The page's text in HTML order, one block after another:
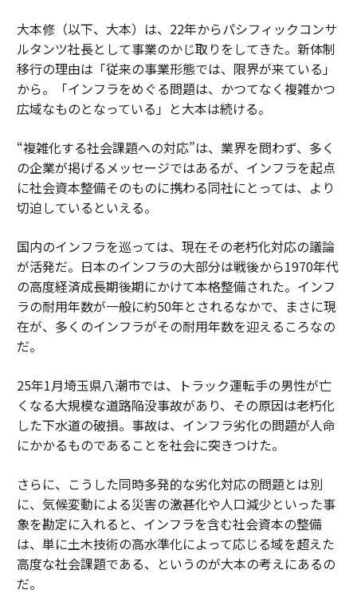
大本修（以下、大本）は、22年からパシフィックコンサ
ルタンツ社長として事業のかじ取りをしてきた。新体制
移行の理由は「従来の事業形態では、限界が来ている」
から。「インフラをめぐる問題は、かつてなく複雑かつ
広域なものとなっている」と大本は続ける。
“複雑化する社会課題への対応”は、業界を問わず、多く
の企業が掲げるメッセージではあるが、インフラを起点
に社会資本整備そのものに携わる同社にとっては、より
切迫しているといえる。
国内のインフラを巡っては、現在その老朽化対応の議論
が活発だ。日本のインフラの大部分は戦後から1970年代
の高度経済成長期後期にかけて本格整備された。インフ
ラの耐用年数が一般に約50年とされるなかで、まさに現
在が、多くのインフラがその耐用年数を迎えるころなの
だ。
25年1月埼玉県八潮市では、トラック運転手の男性が亡
くなる大規模な道路陥没事故があり、その原因は老朽化
した下水道の破損。事故は、インフラ劣化の問題が人命
にかかるものであることを社会に突きつけた。
さらに、こうした同時多発的な劣化対応の問題とは別
に、気候変動による災害の激甚化や人口減少といった事
象を勘定に入れると、インフラを含む社会資本の整備
は、単に土木技術の高水準化によって応じる域を超えた
高度な社会課題である、というのが大本の考えにあるの
だ。